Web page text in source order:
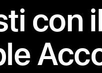
con